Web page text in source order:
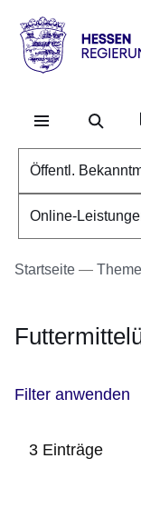
Hessen
RP
Öffentl.
Online-
Startseite
Filter anwenden
3 Einträge